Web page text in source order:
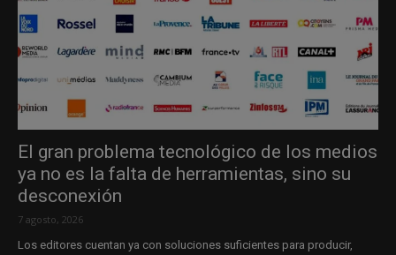
El gran problema tecnológico de los medios
ya no es la falta de herramientas, sino su
desconexión
7 agosto, 2026
Los editores cuentan ya con soluciones suficientes para producir,